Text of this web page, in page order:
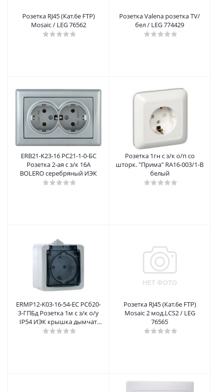
Розетка RJ45 (Кат.6e FTP)
Mosaic / LEG 76562
Розетка Valena розетка TV/
бел / LEG 774429
ERB21-K23-16 РС21-1-0-БС
Розетка 2-ая с з/к 16А
BOLERO серебряный ИЭК
Розетка 1гн с з/к о/п со
шторк. "Прима" RA16-003/1-B
белый
ERMP12-K03-16-54-EC РСб20-
3-ГПБд Розетка 1м с з/к о/у
IP54 ИЭК крышка дымчат.
ГЕРМЕС PLUS
Розетка RJ45 (Кат.6e FTP)
Mosaic 2 мод.LCS2 / LEG
76565